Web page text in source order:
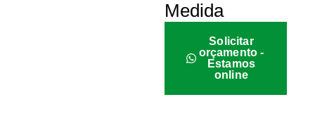
Medida
Solicitar
orçamento -
Estamos
online